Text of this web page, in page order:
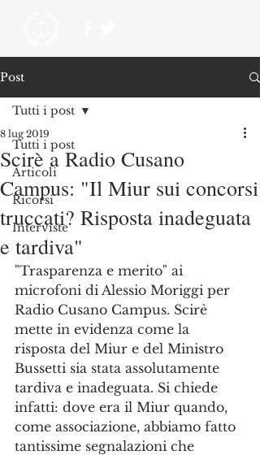
Post
Tutti i post
Articoli
Ricorsi
Interviste
Tutti i post
Scirè a Radio Cusano
Campus: "Il Miur sui concorsi
truccati? Risposta inadeguata
e tardiva"
8 lug 2019
"Trasparenza e merito" ai
microfoni di Alessio Moriggi per
Radio Cusano Campus. Scirè
mette in evidenza come la
risposta del Miur e del Ministro
Bussetti sia stata assolutamente
tardiva e inadeguata. Si chiede
infatti: dove era il Miur quando,
come associazione, abbiamo fatto
tantissime segnalazioni che